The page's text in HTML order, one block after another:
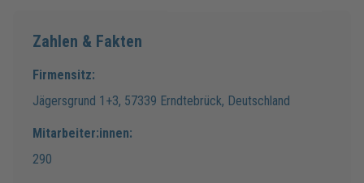
Zahlen & Fakten
Firmensitz:
Jägersgrund 1+3, 57339 Erndtebrück, Deutschland
Mitarbeiter:innen:
290